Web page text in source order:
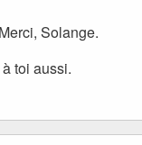
Solange.
toi aussi.